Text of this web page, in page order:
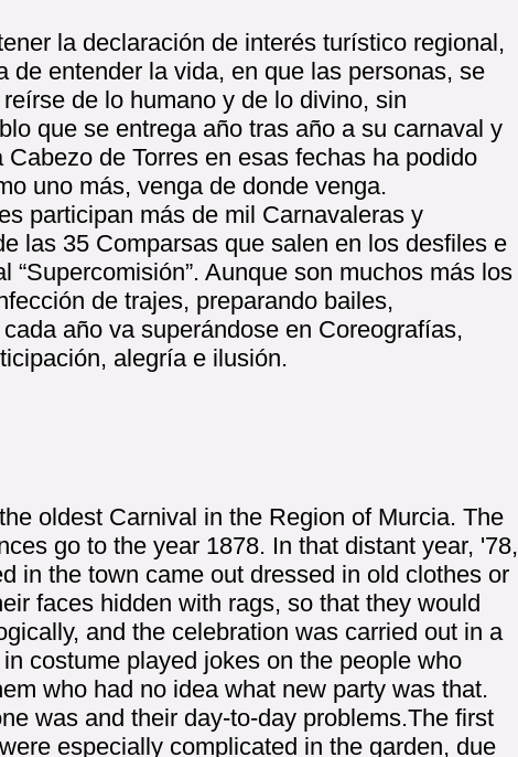
la declaración de interés turístico regional,
de entender la vida, en que las personas, se
de lo humano y de lo divino, sin
que se entrega año tras año a su carnaval y
de Torres en esas fechas ha podido
uno más, venga de donde venga.
participan más de mil Carnavaleras y
las 35 Comparsas que salen en los desfiles e
“Supercomisión”. Aunque son muchos más los
de trajes, preparando bailes,
año va superándose en Coreografías,
alegría e ilusión.
oldest Carnival in the Region of Murcia. The
go to the year 1878. In that distant year, '78,
in the town came out dressed in old clothes or
faces hidden with rags, so that they would
and the celebration was carried out in a
costume played jokes on the people who
who had no idea what new party was that.
was and their day-to-day problems.The first
especially complicated in the garden, due